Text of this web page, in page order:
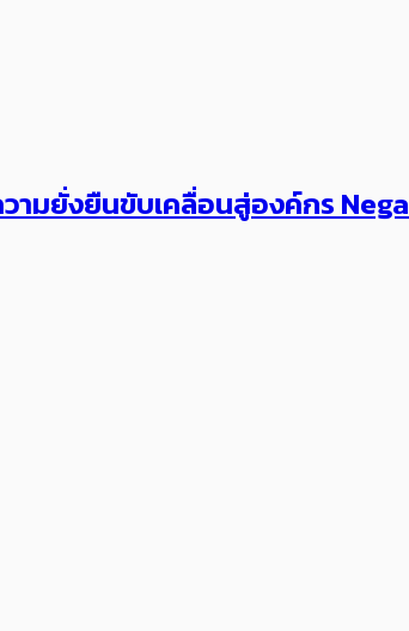
ามยั่งยืนขับเคลื่อนสู่องค์กร